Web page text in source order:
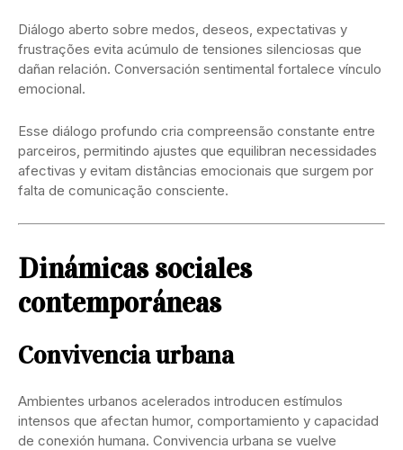
Diálogo aberto sobre medos, deseos, expectativas y
frustrações evita acúmulo de tensiones silenciosas que
dañan relación. Conversación sentimental fortalece vínculo
emocional.
Esse diálogo profundo cria compreensão constante entre
parceiros, permitindo ajustes que equilibran necessidades
afectivas y evitam distâncias emocionais que surgem por
falta de comunicação consciente.
Dinámicas sociales
contemporáneas
Convivencia urbana
Ambientes urbanos acelerados introducen estímulos
intensos que afectan humor, comportamiento y capacidad
de conexión humana. Convivencia urbana se vuelve